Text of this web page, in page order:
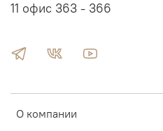
О компании
11 офис 363 - 366